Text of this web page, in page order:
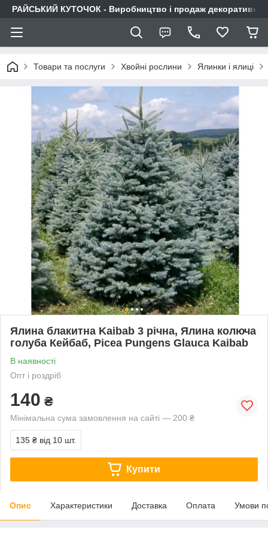
РАЙСЬКИЙ КУТОЧОК - Виробництво і продаж декоративних
Товари та послуги Хвойні рослини Ялинки і ялиці
Ялина блакитна Kaibab 3 річна, Ялина колюча
голуба Кейбаб, Picea Pungens Glauca Kaibab
В наявності
Опт і роздріб
140 ₴
Мінімальна сума замовлення на сайті — 200 ₴
135 ₴ від 10 шт.
Купити
Опис Характеристики Доставка Оплата Умови